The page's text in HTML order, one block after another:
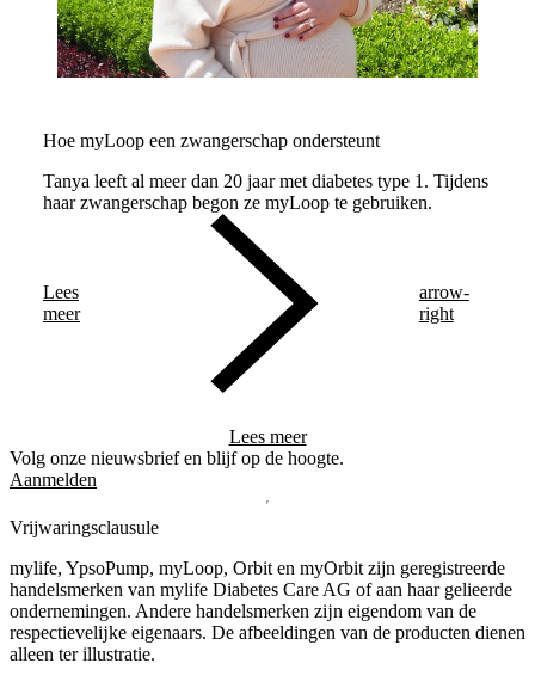
Hoe myLoop een zwangerschap ondersteunt
Tanya leeft al meer dan 20 jaar met diabetes type 1. Tijdens
haar zwangerschap begon ze myLoop te gebruiken.
Lees
meer
arrow-
right
Lees meer
Volg onze nieuwsbrief en blijf op de hoogte.
Aanmelden
Vrijwaringsclausule
mylife, YpsoPump, myLoop, Orbit en myOrbit zijn geregistreerde
handelsmerken van mylife Diabetes Care AG of aan haar gelieerde
ondernemingen. Andere handelsmerken zĳn eigendom van de
respectievelĳke eigenaars. De afbeeldingen van de producten dienen
alleen ter illustratie.